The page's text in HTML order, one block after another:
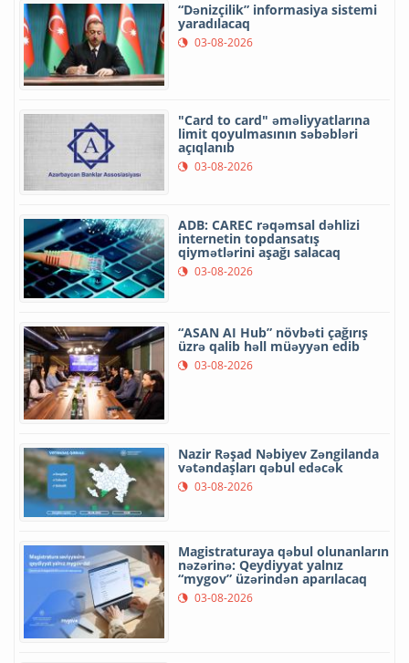
“Dənizçilik” informasiya sistemi
yaradılacaq
03-08-2026
"Card to card" əməliyyatlarına
limit qoyulmasının səbəbləri
açıqlanıb
03-08-2026
ADB: CAREC rəqəmsal dəhlizi
internetin topdansatış
qiymətlərini aşağı salacaq
03-08-2026
“ASAN AI Hub” növbəti çağırış
üzrə qalib həll müəyyən edib
03-08-2026
Nazir Rəşad Nəbiyev Zəngilanda
vətəndaşları qəbul edəcək
03-08-2026
Magistraturaya qəbul olunanların
nəzərinə: Qeydiyyat yalnız
“mygov” üzərindən aparılacaq
03-08-2026